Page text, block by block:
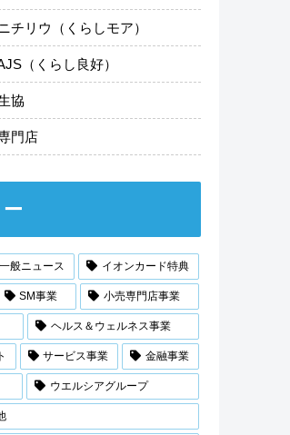
チリウ（くらしモア）
（くらし良好）
協
門店
一般ニュース イオンカード特典
SM事業 小売専門店事業
ヘルス＆ウェルネス事業
サービス事業 金融事業
ウエルシアグループ